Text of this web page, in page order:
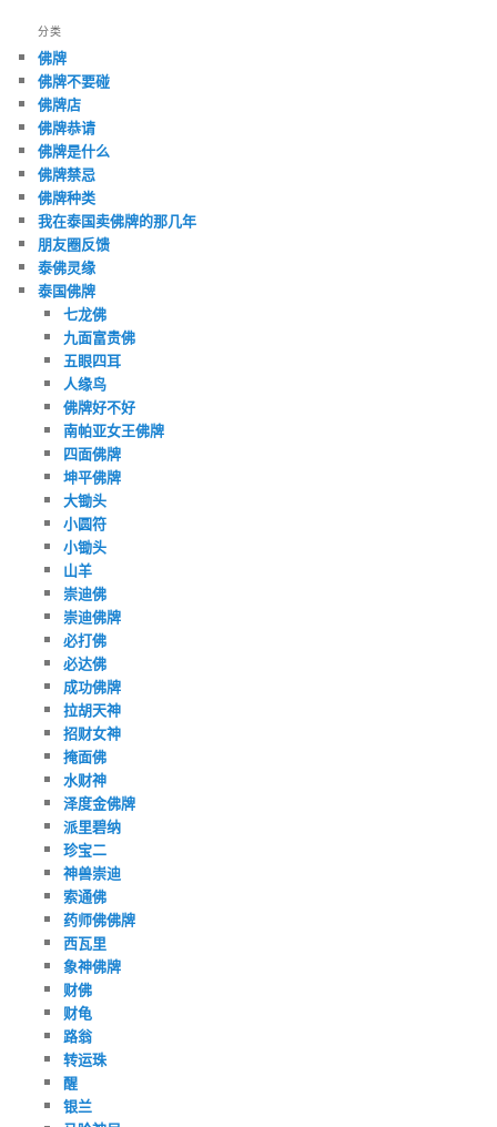
分类
佛牌
佛牌不要碰
佛牌店
佛牌恭请
佛牌是什么
佛牌禁忌
佛牌种类
我在泰国卖佛牌的那几年
朋友圈反馈
泰佛灵缘
泰国佛牌
七龙佛
九面富贵佛
五眼四耳
人缘鸟
佛牌好不好
南帕亚女王佛牌
四面佛牌
坤平佛牌
大锄头
小圆符
小锄头
山羊
崇迪佛
崇迪佛牌
必打佛
必达佛
成功佛牌
拉胡天神
招财女神
掩面佛
水财神
泽度金佛牌
派里碧纳
珍宝二
神兽崇迪
索通佛
药师佛佛牌
西瓦里
象神佛牌
财佛
财龟
路翁
转运珠
醒
银兰